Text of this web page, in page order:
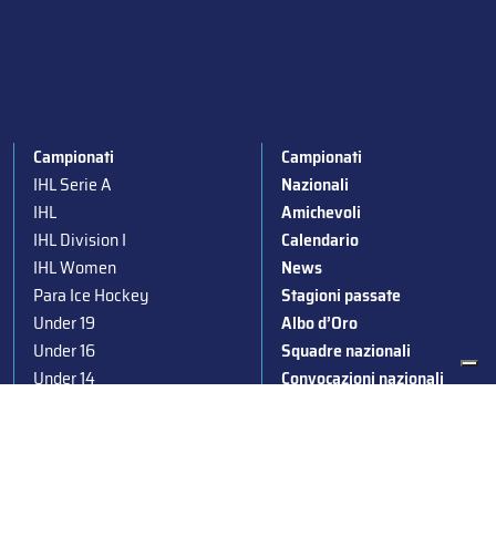
Campionati
IHL Serie A
IHL
IHL Division I
IHL Women
Para Ice Hockey
Under 19
Under 16
Under 14
Campionati
Nazionali
Amichevoli
Calendario
News
Stagioni passate
Albo d’Oro
Squadre nazionali
Convocazioni nazionali